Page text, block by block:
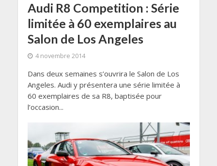
Audi R8 Competition : Série
limitée à 60 exemplaires au
Salon de Los Angeles
4 novembre 2014
Dans deux semaines s’ouvrira le Salon de Los
Angeles. Audi y présentera une série limitée à
60 exemplaires de sa R8, baptisée pour
l’occasion...